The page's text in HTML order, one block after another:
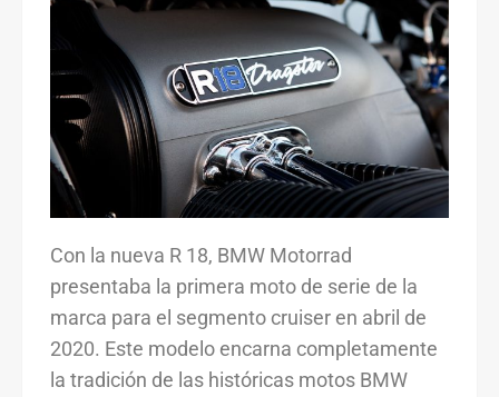
Con la nueva R 18, BMW Motorrad
presentaba la primera moto de serie de la
marca para el segmento cruiser en abril de
2020. Este modelo encarna completamente
la tradición de las históricas motos BMW